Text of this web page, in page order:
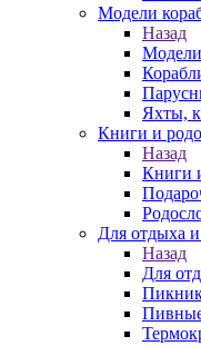
Модели
Назад
Модели
Яхты,
Книги и
Назад
Книги
Для отдыха и
Назад
Для